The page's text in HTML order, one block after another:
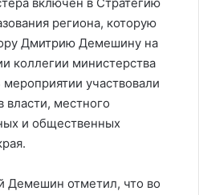
региона, которую
Дмитрию Демешину на
коллегии министерства
участвовали
власти, местного
и общественных
Демешин отметил, что во